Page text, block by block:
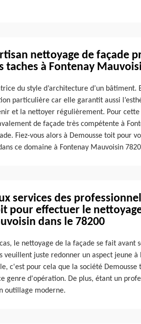
nettoyage de façade
taches à Fontenay
du style d’architecture d’un
particulière car elle garantit aussi
et la nettoyer régulièrement. Pour cette
de façade très compétente à
Fiez-vous alors à Demousse toit pour
ce domaine à Fontenay Mauvoisin
services des
pour effectuer le
dans le 78200
le nettoyage de la façade se fait avant
veuillent juste redonner un aspect jeune
c'est pour cela que la société
genre d'opération. De plus, étant un
outillage moderne.